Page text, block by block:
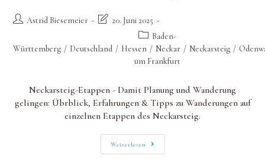
Beitrags-Astrid Biesemeier
Beitrag
geändert
20. Juni 2025
Beitrags-
Kategorie:
Baden-
Württemberg / Deutschland / Hessen / Neckar / Neckarsteig /
um Frankfurt
Neckarsteig-Etappen - Damit Planung und Wanderung
gelingen: Übrblick, Erfahrungen & Tipps zu Wanderungen auf
einzelnen Etappen des Neckarsteig.
Weiterlesen
Neckarsteig-
Etappen